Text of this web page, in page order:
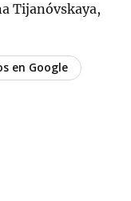
Tijanóvskaya,
en Google